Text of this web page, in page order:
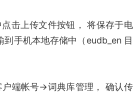
击上传文件按钮， 将保存于电
到手机本地存储中（eudb_en 目
端帐号->词典库管理， 确认传